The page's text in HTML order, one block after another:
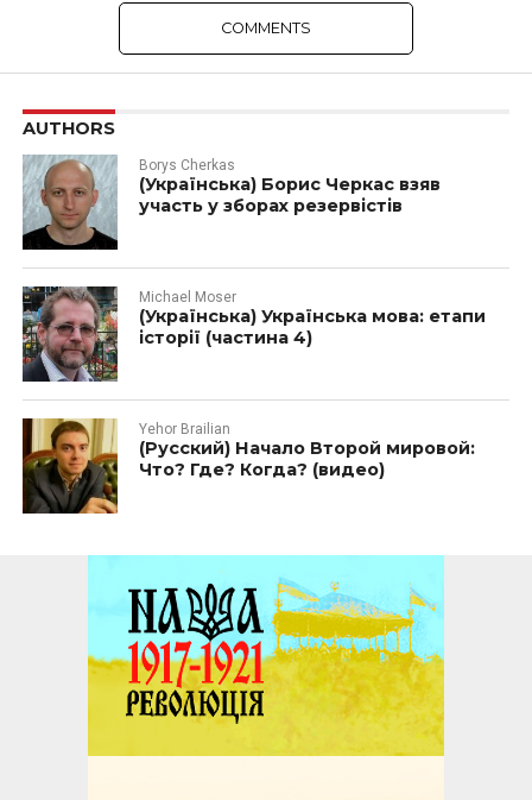
COMMENTS
AUTHORS
Borys Cherkas
(Українська) Борис Черкас взяв
участь у зборах резервістів
Michael Moser
(Українська) Українська мова: етапи
історії (частина 4)
Yehor Brailian
(Русский) Начало Второй мировой:
Что? Где? Когда? (видео)